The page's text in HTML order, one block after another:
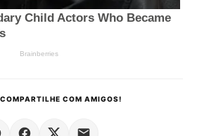
COM AMIGOS!